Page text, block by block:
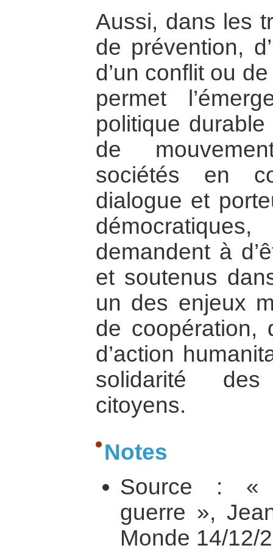
Aussi, dans les
de prévention,
d’un conflit ou
permet
politique durable
de
sociétés en
dialogue et
demandent à
et soutenus
un des enjeux
de coopération,
d’action
solidarité
citoyens.
Notes
Source : «
guerre »,
Monde 14/12/